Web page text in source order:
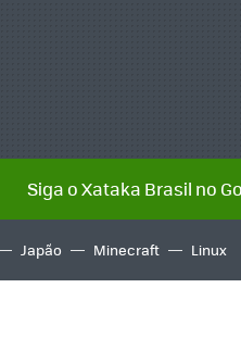
Siga o Xataka Brasil no
Japão Minecraft Linux